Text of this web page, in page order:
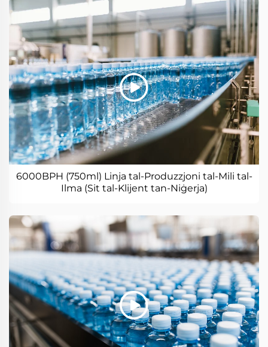
6000BPH (750ml) Linja tal-Produzzjoni tal-Mili tal-
Ilma (Sit tal-Klijent tan-Niġerja)